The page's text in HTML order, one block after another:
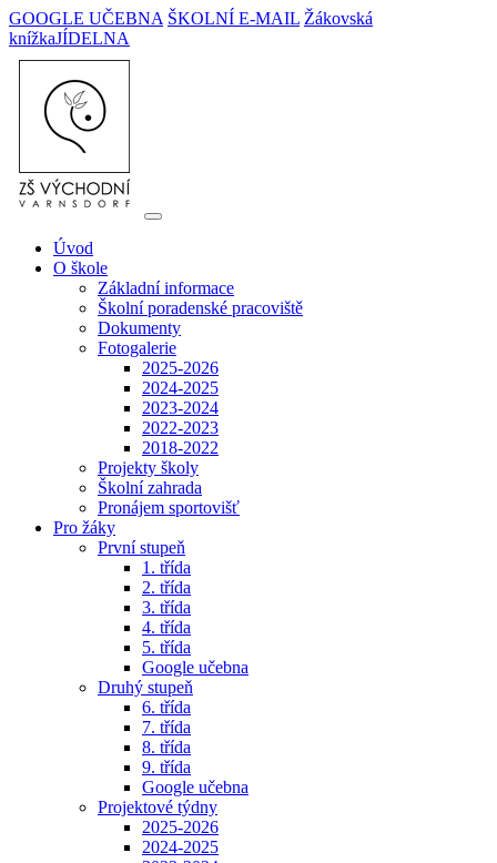
GOOGLE UČEBNA ŠKOLNÍ E-MAIL Žákovská
knížkaJÍDELNA
Úvod
O škole
Základní informace
Školní poradenské pracoviště
Dokumenty
Fotogalerie
2025-2026
2024-2025
2023-2024
2022-2023
2018-2022
Projekty školy
Školní zahrada
Pronájem sportovišť
Pro žáky
První stupeň
1. třída
2. třída
3. třída
4. třída
5. třída
Google učebna
Druhý stupeň
6. třída
7. třída
8. třída
9. třída
Google učebna
Projektové týdny
2025-2026
2024-2025